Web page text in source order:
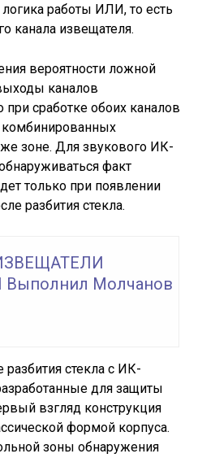
работы ИЛИ, то есть
канала извещателя.
вероятности ложной
каналов
при сработке обоих каналов
зоне. Для звукового ИК-
факт
только при появлении
разбития стекла.
Молчанов
стекла с ИК-
для защиты
взгляд конструкция
формой корпуса.
зоны обнаружения